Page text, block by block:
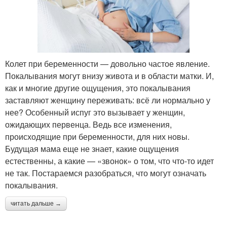
Колет при беременности — довольно частое явление.
Покалывания могут внизу живота и в области матки. И,
как и многие другие ощущения, это покалывания
заставляют женщину переживать: всё ли нормально у
нее? Особенный испуг это вызывает у женщин,
ожидающих первенца. Ведь все изменения,
происходящие при беременности, для них новы.
Будущая мама еще не знает, какие ощущения
естественны, а какие — «звонок» о том, что что-то идет
не так. Постараемся разобраться, что могут означать
покалывания.
читать дальше →